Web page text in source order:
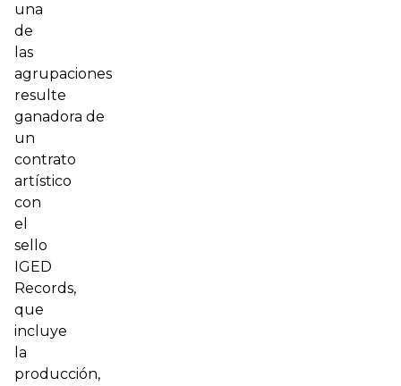
una
de
las
agrupaciones
resulte
ganadora de
un
contrato
artístico
con
el
sello
IGED
Records,
que
incluye
la
producción,